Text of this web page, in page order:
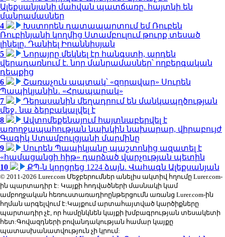
Ալեքսանյանի մահվան պատճառը. հայտնի են
մանրամասներ
4
Խստորեն դատապարտում եմ Ռուբեն
Ռուբինյանի կողմից Ստամբուլում թուրք տեսած
լինելը. Դանիել Իոաննիսյան
5
Նորայրը մեկնել էր հանգստի, արդեն
վերադառնում է. նոր մանրամասներ՝ ողբերգական
դեպքից
6
Շառաչուն ապտակ՝ «զորավար» Սուրեն
Պապիկյանին․ «Հրապարակ»
7
Դերասանին մեղադրում են մանկապղծության
մեջ․ նա ձերբակալվել է
8
Ավտոմեքենայում հայտնաբերվել է
առողջապահության նախկին նախարար, վիրաբույժ
Գագիկ Ստամբուլցյանի մարմինը
9
Սուրեն Պապիկյանը պաշտոնից ազատել է
«համացանցի հիթ» դարձած վարչության պետին
10
ՔՊ-ն կորցրեց 1224 ձայն. Վահագն Ալեքսանյան
© 2011-2026 Lurer.com Մեջբերումներ անելիս ակտիվ հղումը Lurer.com-
ին պարտադիր է: Կայքի հոդվածների մասնակի կամ
ամբողջական հեռուստառադիոընթերցումն առանց Lurer.com-ին
հղման արգելվում է:Կայքում արտահայտված կարծիքները
պարտադիր չէ, որ համընկնեն կայքի խմբագրության տեսակետի
հետ:Գովազդների բովանդակության համար կայքը
պատասխանատվություն չի կրում: